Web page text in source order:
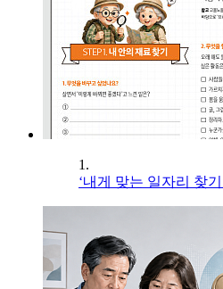
1.
‘내게 맞는 일자리 찾